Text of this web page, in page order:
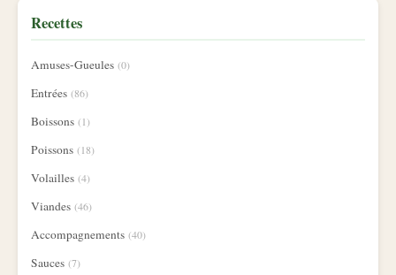
Recettes
Amuses-Gueules (0)
Entrées (86)
Boissons (1)
Poissons (18)
Volailles (4)
Viandes (46)
Accompagnements (40)
Sauces (7)